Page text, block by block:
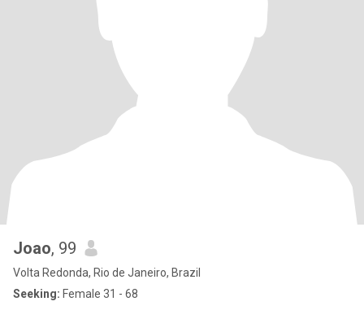
Joao, 99
Volta Redonda, Rio de Janeiro, Brazil
Seeking: Female 31 - 68